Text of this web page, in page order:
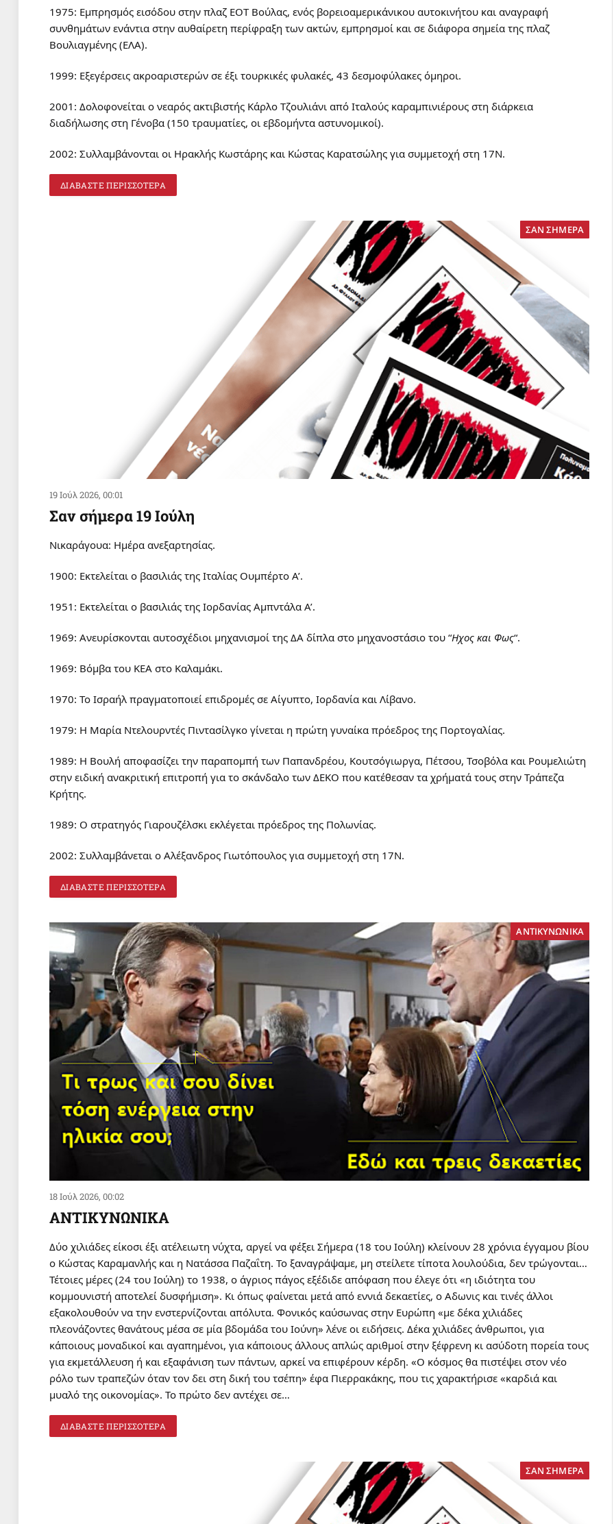
1975: Εμπρησμός εισόδου στην πλαζ ΕΟΤ Βούλας, ενός βορειοαμερικάνικου αυτοκινήτου και αναγραφή
συνθημάτων ενάντια στην αυθαίρετη περίφραξη των ακτών, εμπρησμοί και σε διάφορα σημεία της πλαζ
Βουλιαγμένης (ΕΛΑ).
1999: Εξεγέρσεις ακροαριστερών σε έξι τουρκικές φυλακές, 43 δεσμοφύλακες όμηροι.
2001: Δολοφονείται ο νεαρός ακτιβιστής Κάρλο Τζουλιάνι από Ιταλούς καραμπινιέρους στη διάρκεια
διαδήλωσης στη Γένοβα (150 τραυματίες, οι εβδομήντα αστυνομικοί).
2002: Συλλαμβάνονται οι Ηρακλής Κωστάρης και Κώστας Καρατσώλης για συμμετοχή στη 17Ν.
ΔΙΑΒΑΣΤΕ ΠΕΡΙΣΣΟΤΕΡΑ
ΣΑΝ ΣΗΜΕΡΑ
19 Ιούλ 2026, 00:01
Σαν σήμερα 19 Ιούλη
Νικαράγουα: Ημέρα ανεξαρτησίας.
1900: Εκτελείται ο βασιλιάς της Ιταλίας Ουμπέρτο Α’.
1951: Εκτελείται ο βασιλιάς της Ιορδανίας Αμπντάλα Α’.
1969: Ανευρίσκονται αυτοσχέδιοι μηχανισμοί της ΔΑ δίπλα στο μηχανοστάσιο του “Ηχος και Φως“.
1969: Βόμβα του ΚΕΑ στο Καλαμάκι.
1970: Το Ισραήλ πραγματοποιεί επιδρομές σε Αίγυπτο, Ιορδανία και Λίβανο.
1979: Η Μαρία Ντελουρντές Πιντασίλγκο γίνεται η πρώτη γυναίκα πρόεδρος της Πορτογαλίας.
1989: Η Βουλή αποφασίζει την παραπομπή των Παπανδρέου, Κουτσόγιωργα, Πέτσου, Τσοβόλα και Ρουμελιώτη
στην ειδική ανακριτική επιτροπή για το σκάνδαλο των ΔΕΚΟ που κατέθεσαν τα χρήματά τους στην Τράπεζα
Κρήτης.
1989: Ο στρατηγός Γιαρουζέλσκι εκλέγεται πρόεδρος της Πολωνίας.
2002: Συλλαμβάνεται ο Αλέξανδρος Γιωτόπουλος για συμμετοχή στη 17Ν.
ΔΙΑΒΑΣΤΕ ΠΕΡΙΣΣΟΤΕΡΑ
ΑΝΤΙΚΥΝΩΝΙΚΑ
18 Ιούλ 2026, 00:02
ΑΝΤΙΚΥΝΩΝΙΚΑ
Δύο χιλιάδες είκοσι έξι ατέλειωτη νύχτα, αργεί να φέξει Σήμερα (18 του Ιούλη) κλείνουν 28 χρόνια έγγαμου βίου
ο Κώστας Καραμανλής και η Νατάσσα Παζαΐτη. Το ξαναγράψαμε, μη στείλετε τίποτα λουλούδια, δεν τρώγονται…
Τέτοιες μέρες (24 του Ιούλη) το 1938, ο άγριος πάγος εξέδιδε απόφαση που έλεγε ότι «η ιδιότητα του
κομμουνιστή αποτελεί δυσφήμιση». Κι όπως φαίνεται μετά από εννιά δεκαετίες, ο Αδωνις και τινές άλλοι
εξακολουθούν να την ενστερνίζονται απόλυτα. Φονικός καύσωνας στην Ευρώπη «με δέκα χιλιάδες
πλεονάζοντες θανάτους μέσα σε μία βδομάδα του Ιούνη» λένε οι ειδήσεις. Δέκα χιλιάδες άνθρωποι, για
κάποιους μοναδικοί και αγαπημένοι, για κάποιους άλλους απλώς αριθμοί στην ξέφρενη κι ασύδοτη πορεία τους
για εκμετάλλευση ή και εξαφάνιση των πάντων, αρκεί να επιφέρουν κέρδη. «Ο κόσμος θα πιστέψει στον νέο
ρόλο των τραπεζών όταν τον δει στη δική του τσέπη» έφα Πιερρακάκης, που τις χαρακτήρισε «καρδιά και
μυαλό της οικονομίας». Το πρώτο δεν αντέχει σε…
ΔΙΑΒΑΣΤΕ ΠΕΡΙΣΣΟΤΕΡΑ
ΣΑΝ ΣΗΜΕΡΑ